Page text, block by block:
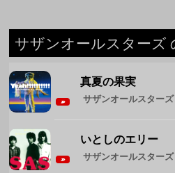
いとしのエリー
サザンオールスターズ
TSUNAMI
サザンオールスターズ
涙のキッス
サザンオールスターズ